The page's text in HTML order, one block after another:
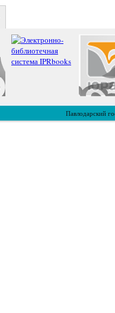
Павлодарский